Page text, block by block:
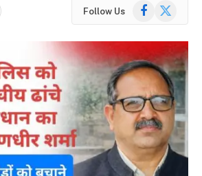
Follow Us Facebook
X